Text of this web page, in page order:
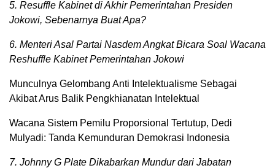
5. Resuffle Kabinet di Akhir Pemerintahan Presiden
Jokowi, Sebenarnya Buat Apa?
6. Menteri Asal Partai Nasdem Angkat Bicara Soal Wacana
Reshuffle Kabinet Pemerintahan Jokowi
Munculnya Gelombang Anti Intelektualisme Sebagai
Akibat Arus Balik Pengkhianatan Intelektual
Wacana Sistem Pemilu Proporsional Tertutup, Dedi
Mulyadi: Tanda Kemunduran Demokrasi Indonesia
7. Johnny G Plate Dikabarkan Mundur dari Jabatan